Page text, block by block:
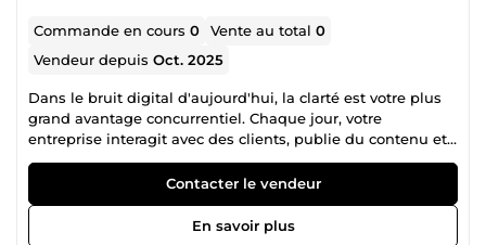
Commande en cours0 Vente au total0
Vendeur depuisOct. 2025
Dans le bruit digital d'aujourd'hui, la clarté est votre plus
grand avantage concurrentiel. Chaque jour, votre
entreprise interagit avec des clients, publie du contenu et
se bat pour attirer l'attention. Mais comprenez-vous
réellement ce qui fonctionne ? Savez-vous ce que vos
clients désirent vraiment ? Avez-vous une feuille de route
claire pour dominer votre marché ? C'est précisément là
Contacter le vendeur
En savoir plus